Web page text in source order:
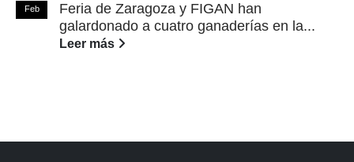
Feb
Feria de Zaragoza y FIGAN han
galardonado a cuatro ganaderías en la...
Leer más